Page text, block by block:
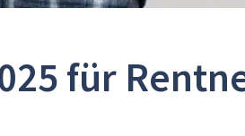
für